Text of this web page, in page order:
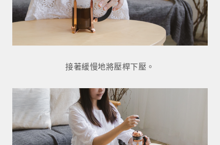
接著緩慢地將壓桿下壓。